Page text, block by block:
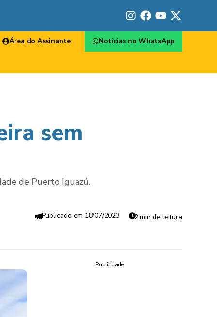
Área do Assinante Notícias no WhatsApp
sem
de Puerto Iguazú.
18/07/2023 2 min de leitura
Publicidade